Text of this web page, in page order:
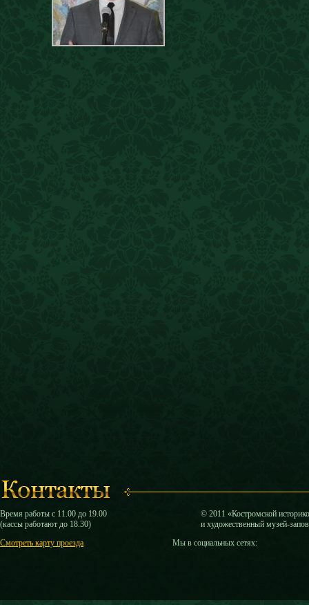
Время работы с 11.00 до 19.00
(кассы работают до 18.30)
Смотреть карту проезда
© 2011 «Костромской
и художественный музей-
Мы в социальных сетях: